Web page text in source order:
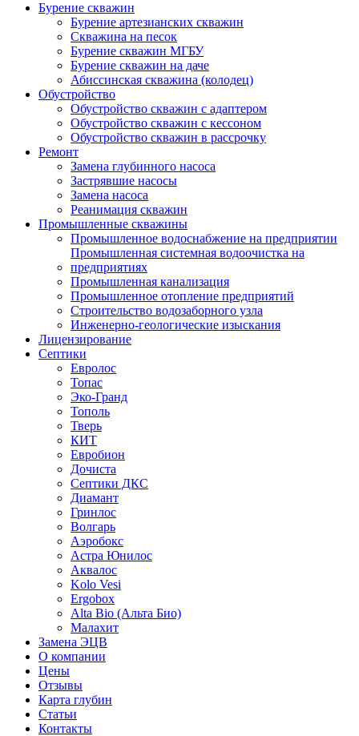
Бурение скважин
Бурение артезианских скважин
Скважина на песок
Бурение скважин МГБУ
Бурение скважин на даче
Абиссинская скважина (колодец)
Обустройство
Обустройство скважин с адаптером
Обустройство скважин с кессоном
Обустройство скважин в рассрочку
Ремонт
Замена глубинного насоса
Застрявшие насосы
Замена насоса
Реанимация скважин
Промышленные скважины
Промышленное водоснабжение на предприятии
Промышленная системная водоочистка на
предприятиях
Промышленная канализация
Промышленное отопление предприятий
Cтроительство водозаборного узла
Инженерно-геологические изыскания
Лицензирование
Септики
Евролос
Топас
Эко-Гранд
Тополь
Тверь
КИТ
Евробион
Дочиста
Септики ДКС
Диамант
Гринлос
Волгарь
Аэробокс
Астра Юнилос
Аквалос
Kolo Vesi
Ergobox
Alta Bio (Альта Био)
Малахит
Замена ЭЦВ
О компании
Цены
Отзывы
Карта глубин
Статьи
Контакты